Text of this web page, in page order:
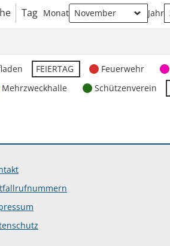
Tag Monat Jahr
FEIERTAG Feuerwehr
Mehrzweckhalle Schützenverein